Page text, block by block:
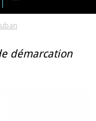
démarcation